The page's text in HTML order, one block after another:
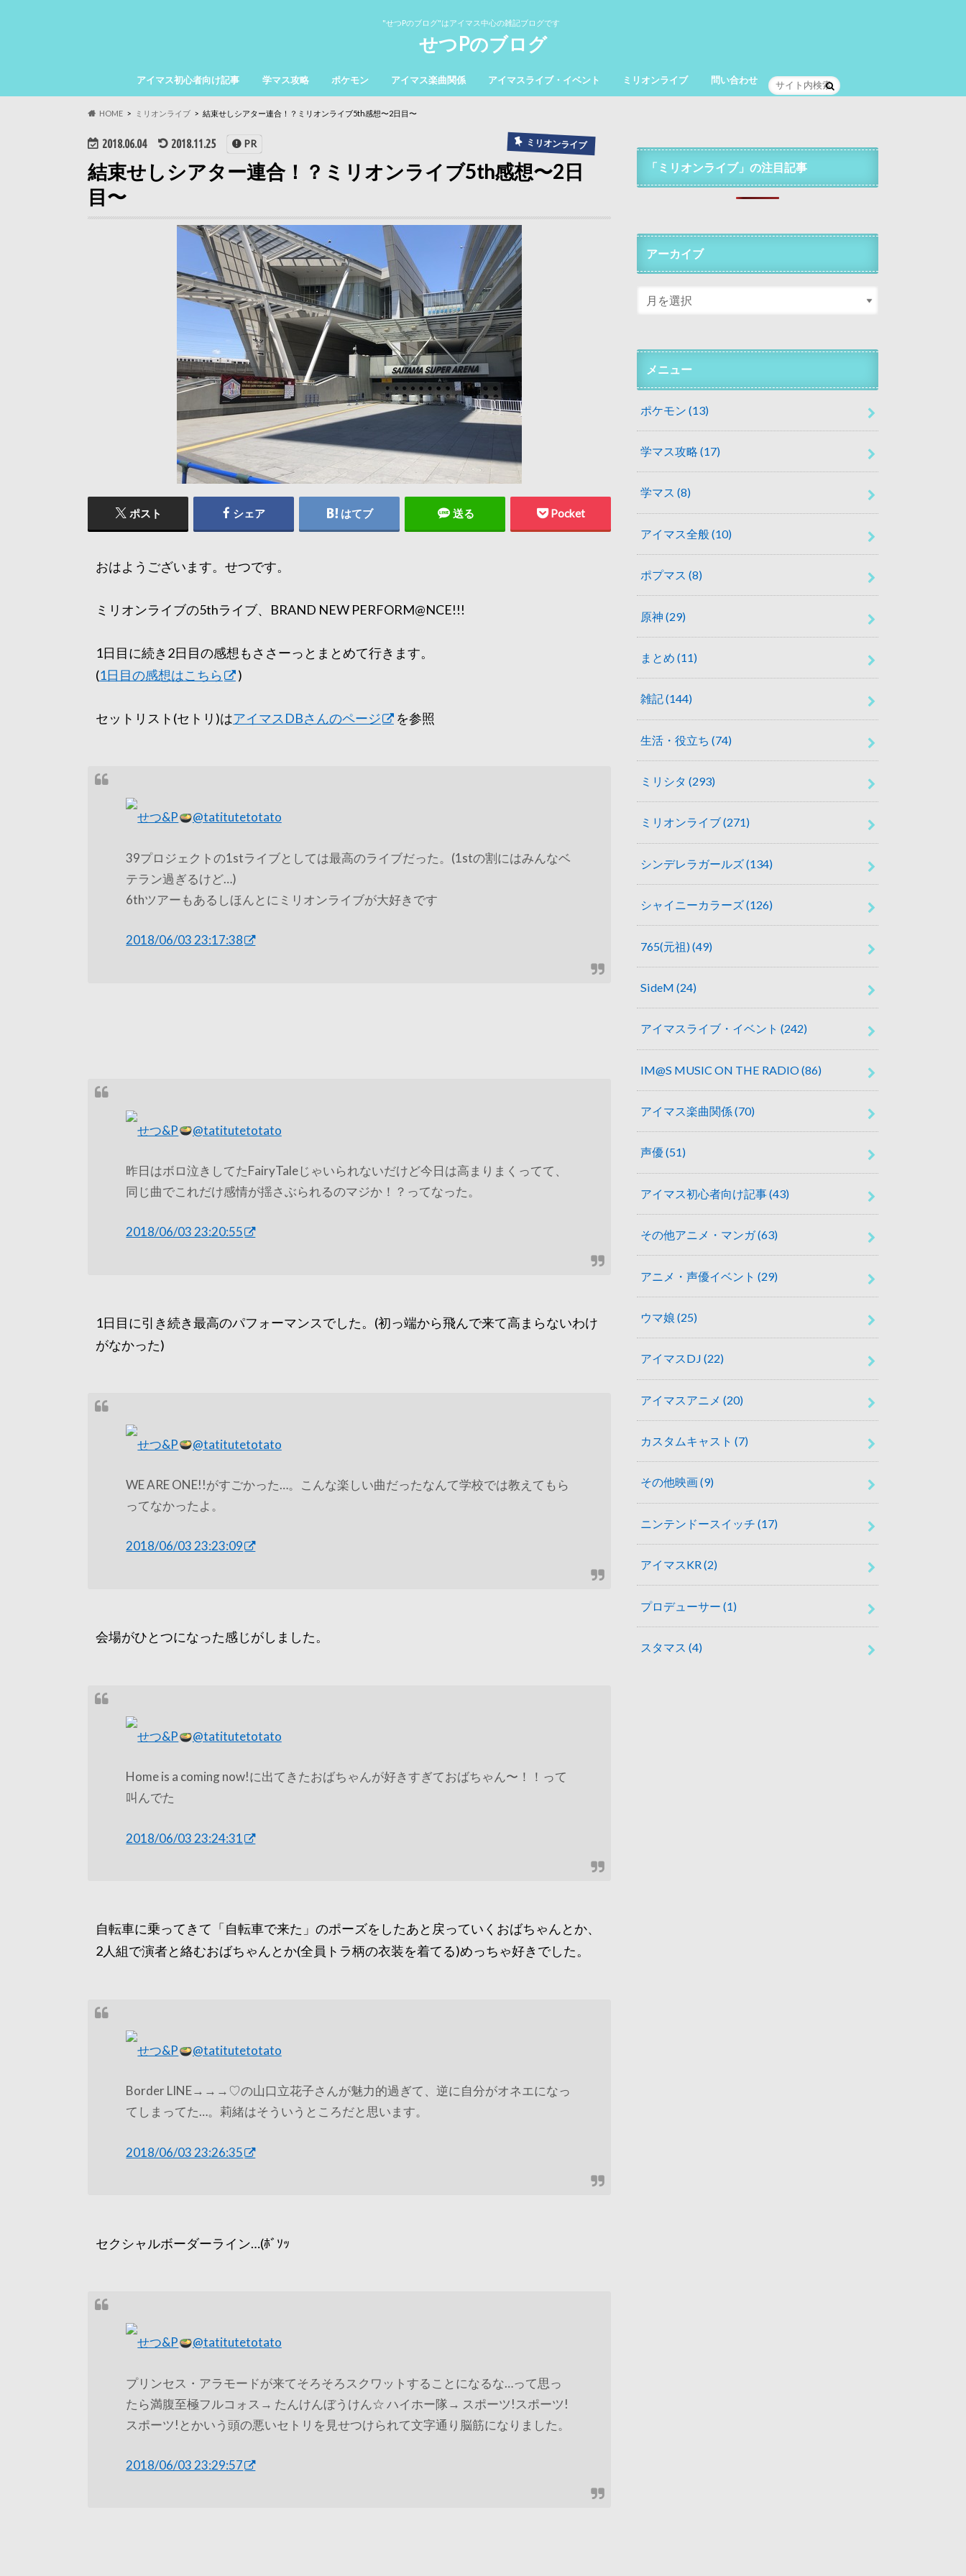
"せつPのブログ"はアイマス中心の雑記ブログです
せつPのブログ
アイマス初心者向け記事 学マス攻略 ポケモン アイマス楽曲関係 アイマスライブ・イベント ミリオンライブ 問い合わせ
HOME ミリオンライブ 結束せしシアター連合！？ミリオンライブ5th感想〜2日目〜
2018.06.04 2018.11.25 ミリオンライブ
PR
結束せしシアター連合！？ミリオンライブ5th感想〜2日
目〜
ポスト シェア はてブ 送る Pocket
おはようございます。せつです。
ミリオンライブの5thライブ、BRAND NEW PERFORM@NCE!!!
1日目に続き2日目の感想もささーっとまとめて行きます。
(1日目の感想はこちら )
セットリスト(セトリ)はアイマスDBさんのページ を参照
せつ&P @tatitutetotato
39プロジェクトの1stライブとしては最高のライブだった。(1stの割にはみんなベ
テラン過ぎるけど…)
6thツアーもあるしほんとにミリオンライブが大好きです
2018/06/03 23:17:38
せつ&P @tatitutetotato
昨日はボロ泣きしてたFairyTaleじゃいられないだけど今日は高まりまくってて、
同じ曲でこれだけ感情が揺さぶられるのマジか！？ってなった。
2018/06/03 23:20:55
1日目に引き続き最高のパフォーマンスでした。(初っ端から飛んで来て高まらないわけ
がなかった)
せつ&P @tatitutetotato
WE ARE ONE!!がすごかった…。こんな楽しい曲だったなんて学校では教えてもら
ってなかったよ。
2018/06/03 23:23:09
会場がひとつになった感じがしました。
せつ&P @tatitutetotato
Home is a coming now!に出てきたおばちゃんが好きすぎておばちゃん〜！！って
叫んでた
2018/06/03 23:24:31
自転車に乗ってきて「自転車で来た」のポーズをしたあと戻っていくおばちゃんとか、
2人組で演者と絡むおばちゃんとか(全員トラ柄の衣装を着てる)めっちゃ好きでした。
せつ&P @tatitutetotato
Border LINE→→→♡の山口立花子さんが魅力的過ぎて、逆に自分がオネエになっ
てしまってた…。莉緒はそういうところだと思います。
2018/06/03 23:26:35
セクシャルボーダーライン…(ﾎﾞｿｯ
せつ&P @tatitutetotato
プリンセス・アラモードが来てそろそろスクワットすることになるな…って思っ
たら満腹至極フルコォス→ たんけんぼうけん☆ ハイホー隊→ スポーツ!スポーツ!
スポーツ!とかいう頭の悪いセトリを見せつけられて文字通り脳筋になりました。
2018/06/03 23:29:57
「ミリオンライブ」の注目記事
アーカイブ
メニュー
ポケモン (13)
学マス攻略 (17)
学マス (8)
アイマス全般(10)
ポプマス (8)
原神 (29)
まとめ (11)
雑記(144)
生活・役立ち (74)
ミリシタ (293)
ミリオンライブ(271)
シンデレラガールズ(134)
シャイニーカラーズ(126)
765(元祖)(49)
SideM (24)
アイマスライブ・イベント (242)
IM@S MUSIC ON THE RADIO(86)
アイマス楽曲関係(70)
声優(51)
アイマス初心者向け記事(43)
その他アニメ・マンガ(63)
アニメ・声優イベント (29)
ウマ娘 (25)
アイマスDJ (22)
アイマスアニメ (20)
カスタムキャスト (7)
その他映画(9)
ニンテンドースイッチ (17)
アイマスKR(2)
プロデューサー (1)
スタマス (4)